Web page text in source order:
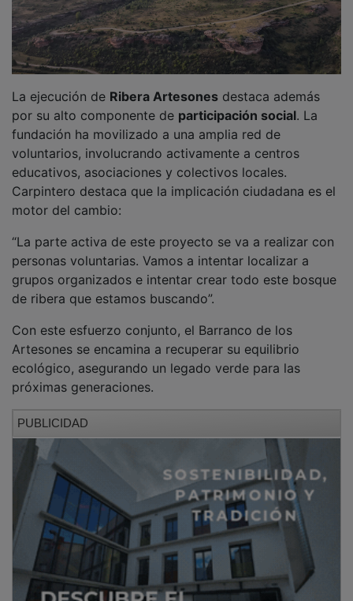
La ejecución de Ribera Artesones destaca además
por su alto componente de participación social. La
fundación ha movilizado a una amplia red de
voluntarios, involucrando activamente a centros
educativos, asociaciones y colectivos locales.
Carpintero destaca que la implicación ciudadana es el
motor del cambio:
“La parte activa de este proyecto se va a realizar con
personas voluntarias. Vamos a intentar localizar a
grupos organizados e intentar crear todo este bosque
de ribera que estamos buscando”.
Con este esfuerzo conjunto, el Barranco de los
Artesones se encamina a recuperar su equilibrio
ecológico, asegurando un legado verde para las
próximas generaciones.
PUBLICIDAD